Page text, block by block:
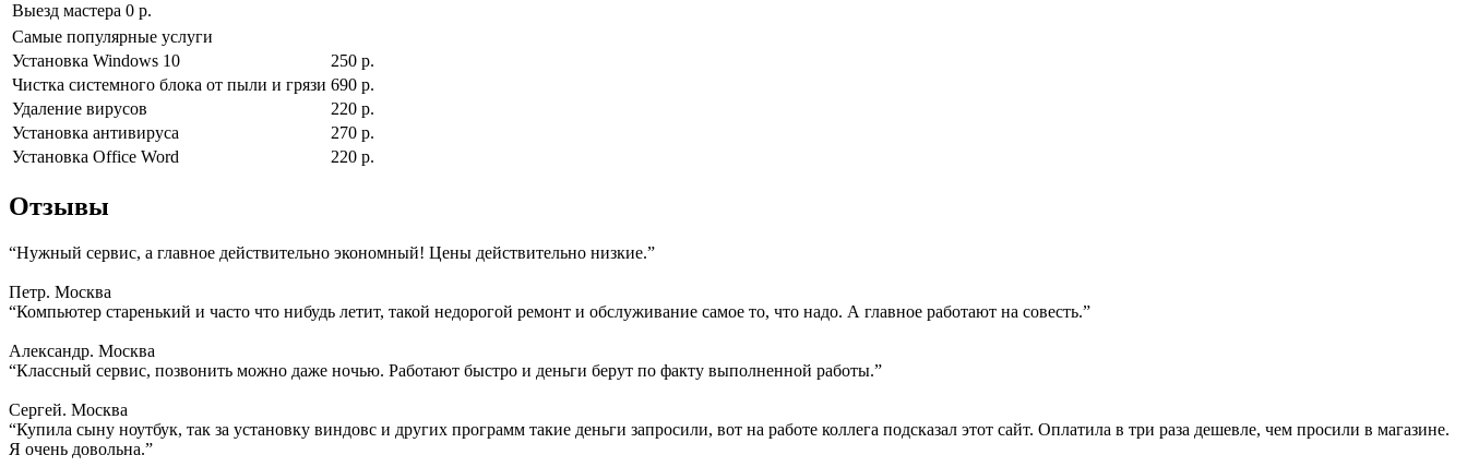
Выезд мастера 0 р.
Самые популярные услуги
Установка Windows 10
250 р.
Чистка системного блока от пыли и грязи 690 р.
Удаление вирусов
220 р.
Установка антивируса
270 р.
Установка Office Word
220 р.
Отзывы
“Нужный сервис, а главное действительно экономный! Цены действительно низкие.”
Петр. Москва
“Компьютер старенький и часто что нибудь летит, такой недорогой ремонт и обслуживание самое то, что надо. А главное работают на совесть.”
Александр. Москва
“Классный сервис, позвонить можно даже ночью. Работают быстро и деньги берут по факту выполненной работы.”
Сергей. Москва
“Купила сыну ноутбук, так за установку виндовс и других программ такие деньги запросили, вот на работе коллега подсказал этот сайт. Оплатила в три раза дешевле, чем просили в магазине.
Я очень довольна.”